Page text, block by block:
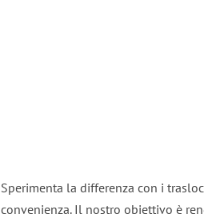
Sperimenta la differenza con i
convenienza. Il nostro obiettivo è